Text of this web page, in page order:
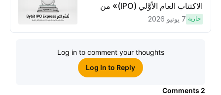
الاكتتاب العام الأوَّلي (IPO)» من
Bybit، بوابتك للوصول المبكر إلى فرص
جارية 7 يونيو 2026
Log in to comment your thoughts
Log In to Reply
Comments